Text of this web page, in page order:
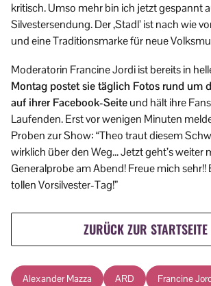
kritisch. Umso mehr bin ich jetzt gespannt
Silvestersendung. Der ,Stadl’ ist nach wie
und eine Traditionsmarke für neue
Moderatorin Francine Jordi ist bereits in
Montag postet sie täglich Fotos rund um
auf ihrer Facebook-Seiteund hält ihre
Laufenden. Erst vor wenigen Minuten
Proben zur Show: “Theo traut diesem
wirklich über den Weg… Jetzt geht’s weiter
Generalprobe am Abend! Freue mich sehr!!
tollen Vorsilvester-Tag!”
ZURÜCK ZUR
Alexander Mazza ARD Francine